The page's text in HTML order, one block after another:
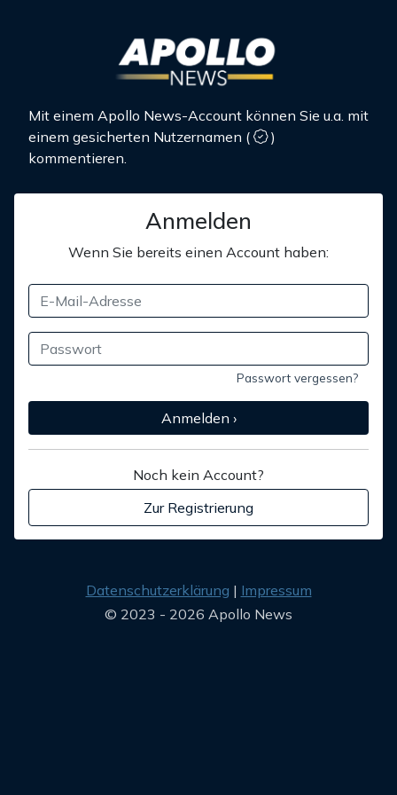
Mit einem Apollo News-Account können Sie u.a. mit
einem gesicherten Nutzernamen (
)
kommentieren.
Anmelden
Wenn Sie bereits einen Account haben:
Passwort vergessen?
Anmelden ›
Noch kein Account?
Zur Registrierung
Datenschutzerklärung
Impressum
© 2023 - 2026 Apollo News